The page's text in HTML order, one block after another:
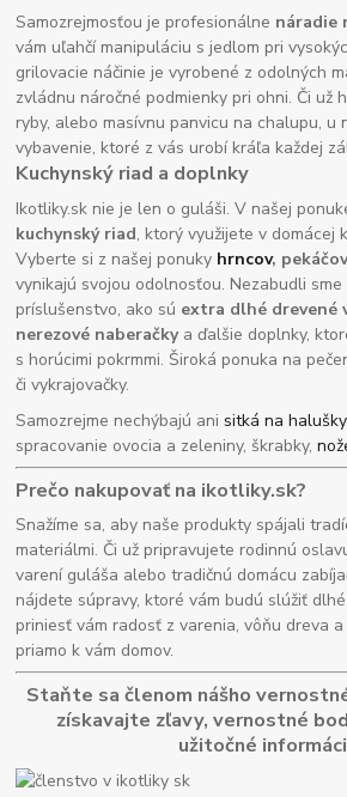
Samozrejmosťou je profesionálne náradie
vám uľahčí manipuláciu s jedlom pri
grilovacie náčinie je vyrobené z odolných
zvládnu náročné podmienky pri ohni. Či už
ryby, alebo masívnu panvicu na chalupu, u
vybavenie, ktoré z vás urobí kráľa každej
Kuchynský riad a doplnky
Ikotliky.sk nie je len o guláši. V našej
kuchynský riad, ktorý využijete v domácej
Vyberte si z našej ponuky hrncov,
vynikajú svojou odolnosťou. Nezabudli
príslušenstvo, ako sú extra dlhé drevené
nerezové naberačkya ďalšie doplnky,
s horúcimi pokrmmi. Široká ponuka na
či vykrajovačky.
Samozrejme nechýbajú anisitká na halušky
spracovanie ovocia a zeleniny, škrabky,
Prečo nakupovať na ikotliky.sk?
Snažíme sa, aby naše produkty spájali
materiálmi. Či už pripravujete rodinnú
varení guláša alebo tradičnú domácu
nájdete súpravy, ktoré vám budú slúžiť
priniesť vám radosť z varenia, vôňu dreva
priamo k vám domov.
Staňte sa členom nášho
získavajte zľavy, vernostné
užitočné